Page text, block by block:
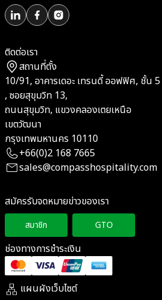
ติดต่อเรา
สถานที่ตั้ง
10/91, อาคารเดอะ เทรนดี้ ออฟฟิศ, ชั้น 5
, ซอยสุขุมวิท 13,
ถนนสุขุมวิท, แขวงคลองเตยเหนือ
เขตวัฒนา
กรุงเทพมหานคร 10110
+66(0)2 168 7665
sales@compasshospitality.com
สมัครรับจดหมายข่าวของเรา
สมาชิก GTO
ช่องทางการชำระเงิน
แผนผังเว็บไซต์